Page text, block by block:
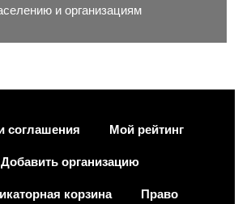
и организациям
соглашения Мой рейтинг
Добавить организацию
корзина Право